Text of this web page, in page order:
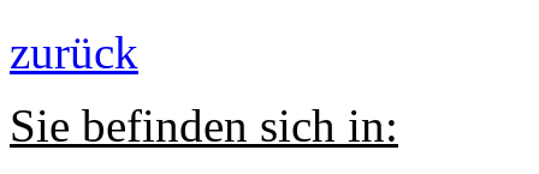
zurück
Sie befinden sich in: